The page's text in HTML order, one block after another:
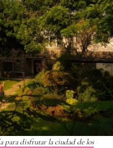
para disfrutar la ciudad de los